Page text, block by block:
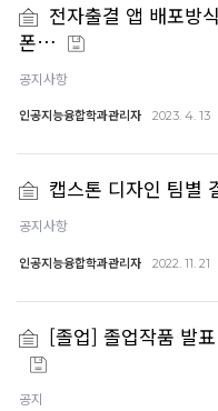
전자출결 앱 배포방
폰…
공지사항
인공지능융합학과관리자 2023. 4. 13
캡스톤 디자인 팀별
공지사항
인공지능융합학과관리자 2022. 11. 21
[졸업] 졸업작품 발
공지